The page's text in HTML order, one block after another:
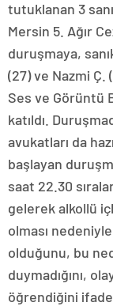
tutuklanan 3
Mersin 5. Ağır
duruşmaya,
(27) ve Nazmi
Ses ve Görüntü
katıldı.
avukatları da
başlayan
saat 22.30
gelerek alkollü
olması nedeniyle
olduğunu, bu
duymadığını,
öğrendiğini